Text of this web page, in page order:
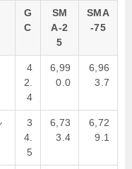
G
C
SM
A-2
5
SMA
-75
4
2.
4
6,99
0.0
6,96
3.7
3
4.
5
6,73
3.4
6,72
9.1